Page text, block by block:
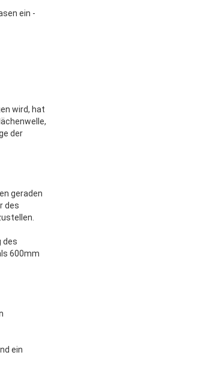
ein -
wird, hat
der
geraden
des
des
600mm
ein